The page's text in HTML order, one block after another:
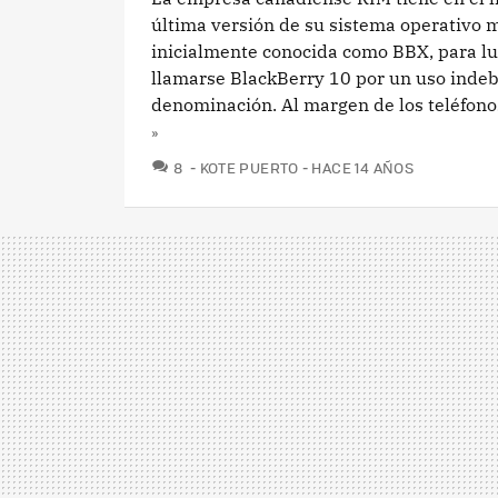
última versión de su sistema operativo
inicialmente conocida como BBX, para
llamarse BlackBerry 10 por un uso
denominación. Al margen de los
»
8 COMENTARIOS
KOTE PUERTO HACE 14 AÑOS